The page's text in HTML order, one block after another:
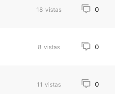
18 vistas 0
8 vistas 0
11 vistas 0